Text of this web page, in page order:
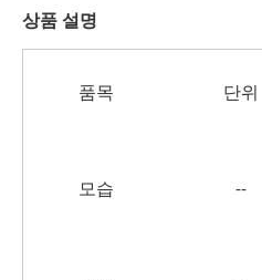
상품 설명
품목 단위
모습 --